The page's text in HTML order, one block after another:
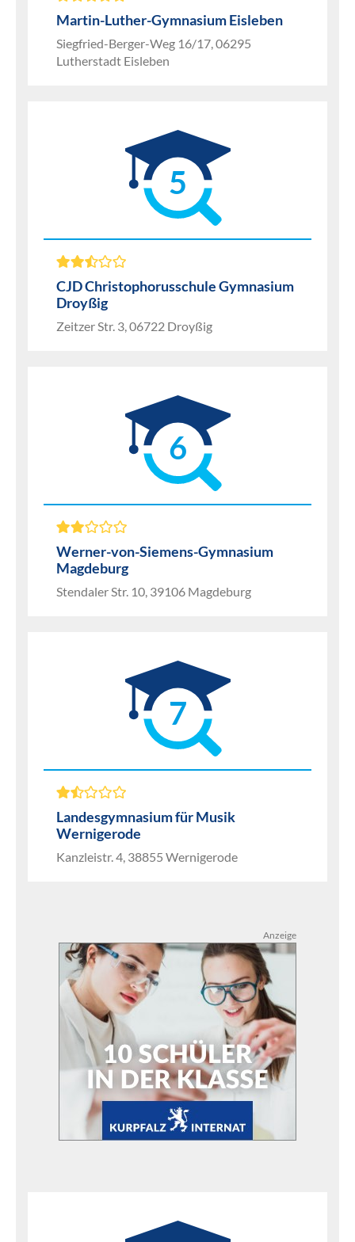
Martin-Luther-Gymnasium Eisleben
Siegfried-Berger-Weg 16/17, 06295
Lutherstadt Eisleben
5
CJD Christophorusschule Gymnasium
Droyßig
Zeitzer Str. 3, 06722 Droyßig
6
Werner-von-Siemens-Gymnasium
Magdeburg
Stendaler Str. 10, 39106 Magdeburg
7
Landesgymnasium für Musik
Wernigerode
Kanzleistr. 4, 38855 Wernigerode
Anzeige